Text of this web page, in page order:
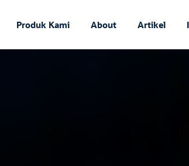
Produk Kami About Artikel